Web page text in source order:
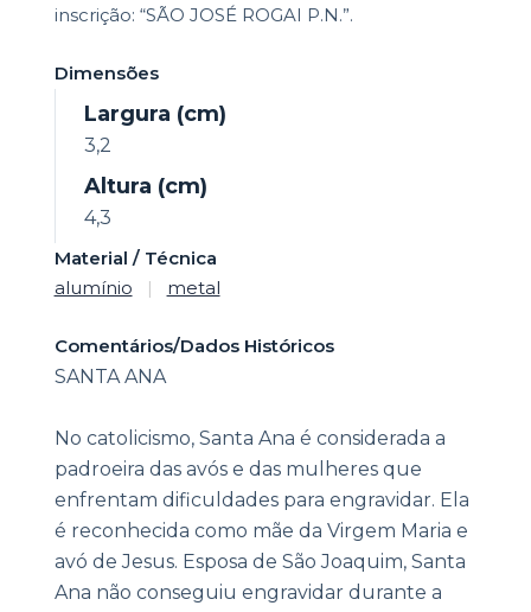
inscrição: “SÃO JOSÉ ROGAI P.N.”.
Dimensões
Largura (cm)
3,2
Altura (cm)
4,3
Material / Técnica
alumínio
| metal
Comentários/Dados Históricos
SANTA ANA
No catolicismo, Santa Ana é considerada a
padroeira das avós e das mulheres que
enfrentam dificuldades para engravidar. Ela
é reconhecida como mãe da Virgem Maria e
avó de Jesus. Esposa de São Joaquim, Santa
Ana não conseguiu engravidar durante a